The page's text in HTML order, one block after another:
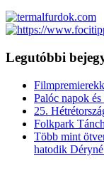
Legutóbbi
Palóc napok
25.
Folkpark
Több mint
hatodik